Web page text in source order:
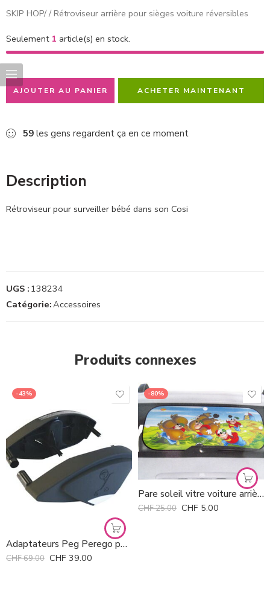
SKIP HOP/ / Rétroviseur arrière pour sièges voiture réversibles
Seulement 1 article(s) en stock.
AJOUTER AU PANIER ACHETER MAINTENANT
59 les gens regardent ça en ce moment
Description
Rétroviseur pour surveiller bébé dans son Cosi
UGS : 138234
Catégorie:Accessoires
Produits connexes
-43%
Adaptateurs Peg Perego pour Xplory Stokke
CHF69.00 CHF 39.00
-80%
Pare soleil vitre voiture arrière Eckert *
CHF25.00 CHF 5.00